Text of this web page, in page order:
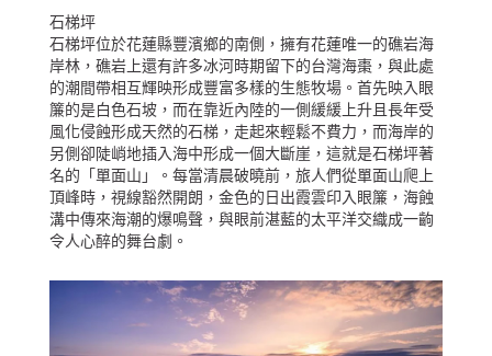
石梯坪
石梯坪位於花蓮縣豐濱鄉的南側，擁有花蓮唯一的礁岩海
岸林，礁岩上還有許多冰河時期留下的台灣海棗，與此處
的潮間帶相互輝映形成豐富多樣的生態牧場。首先映入眼
簾的是白色石坡，而在靠近內陸的一側緩緩上升且長年受
風化侵蝕形成天然的石梯，走起來輕鬆不費力，而海岸的
另側卻陡峭地插入海中形成一個大斷崖，這就是石梯坪著
名的「單面山」。每當清晨破曉前，旅人們從單面山爬上
頂峰時，視線豁然開朗，金色的日出霞雲印入眼簾，海蝕
溝中傳來海潮的爆鳴聲，與眼前湛藍的太平洋交織成一齣
令人心醉的舞台劇。